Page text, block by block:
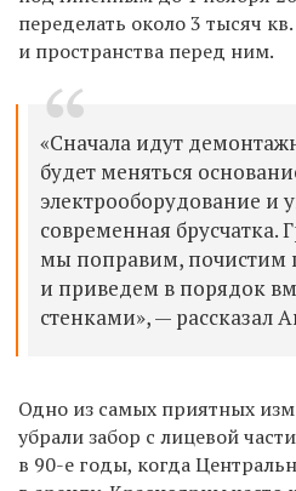
переделать около 3 тысяч
и пространства перед ним.
«Сначала идут
будет меняться
электрооборудование и
современная
мы поправим, почистим
и приведем в порядок
стенками», — рассказал
Одно из самых приятных
убрали забор с лицевой
в 90-е годы, когда